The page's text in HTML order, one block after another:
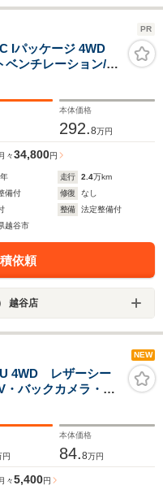
PR
Iパッケージ 4WD
ベンチレーション/3
スソナー/BSM/オー
ーター/100V電源/
本体価格
292.8万円
月々34,800円
年 走行 2.4万km
備付 修復
なし
整備
法定整備付
越谷市
依頼
越谷店
NEW
4WD レザーシー
・バックカメラ・シ
・ETC・シートヒ
ドライト・フォグ
ザー・
円
本体価格
84.8万円
月々5,400円